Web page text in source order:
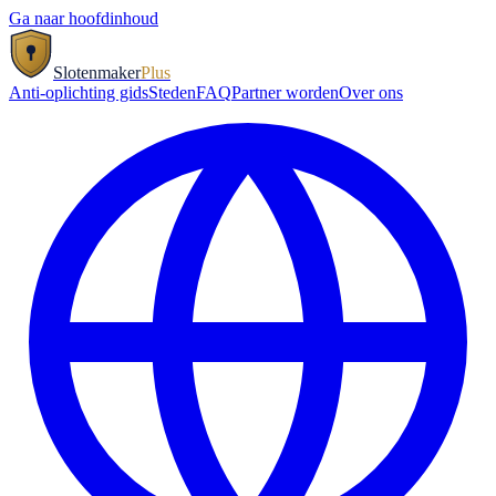
Ga naar hoofdinhoud
SlotenmakerPlus
Anti-oplichting gidsStedenFAQPartner wordenOver ons